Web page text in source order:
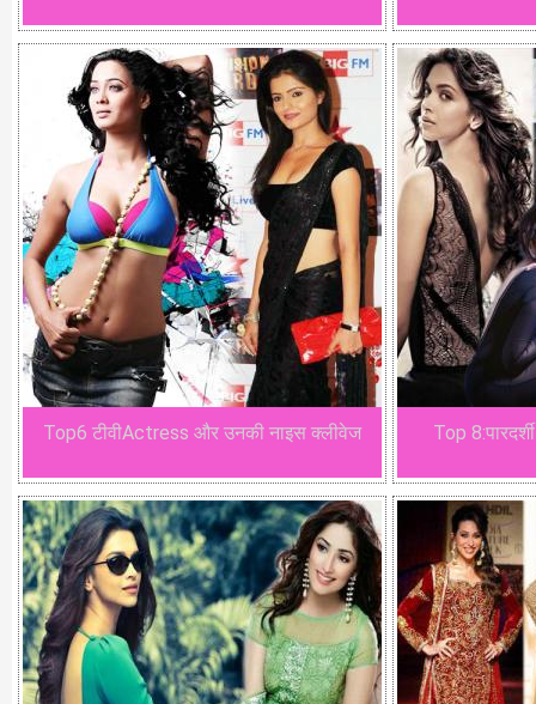
Top6 टीवीActress और उनकी नाइस क्लीवेज Top